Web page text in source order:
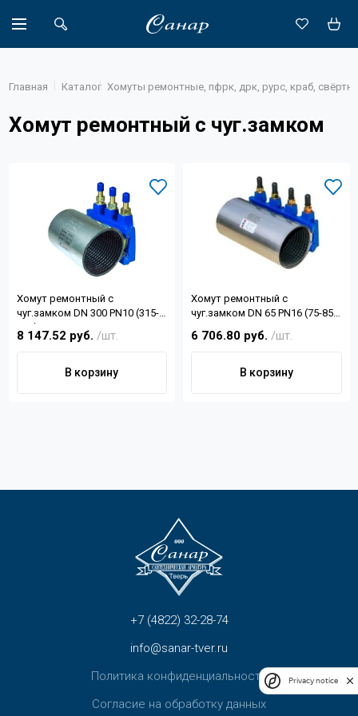
Каталог
О компании
Партнеры
Главная Каталог Хомуты ремонтные, пфрк, дрк, рурс, краб,
Хомут ремонтный с чуг.замком
Хомут ремонтный с
чуг.замком DN 300 PN10 (315-
326) L=200мм
8 147.52 руб. /шт.
В корзину
Хомут ремонтный с
чуг.замком DN 65 PN16 (75-85)
6 706.80 руб. /шт.
В корзину
+7 (4822) 32-28-74
info@sanar-tver.ru
Политика конфиденциальности
Согласие на обработку данных
Privacy notice